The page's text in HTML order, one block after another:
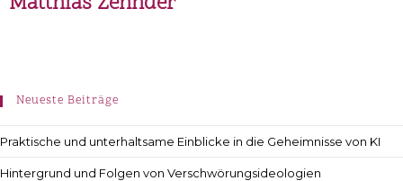
Neueste Beiträge
Praktische und unterhaltsame Einblicke in die Geheimnisse von KI
Hintergrund und Folgen von Verschwörungsideologien